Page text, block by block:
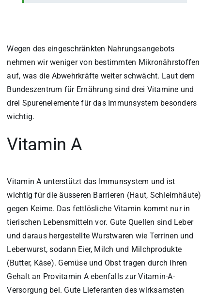
Wegen des eingeschränkten Nahrungsangebots
nehmen wir weniger von bestimmten Mikronährstoffen
auf, was die Abwehrkräfte weiter schwächt. Laut dem
Bundeszentrum für Ernährung sind drei Vitamine und
drei Spurenelemente für das Immunsystem besonders
wichtig.
Vitamin A
Vitamin A unterstützt das Immunsystem und ist
wichtig für die äusseren Barrieren (Haut, Schleimhäute)
gegen Keime. Das fettlösliche Vitamin kommt nur in
tierischen Lebensmitteln vor. Gute Quellen sind Leber
und daraus hergestellte Wurstwaren wie Terrinen und
Leberwurst, sodann Eier, Milch und Milchprodukte
(Butter, Käse). Gemüse und Obst tragen durch ihren
Gehalt an Provitamin A ebenfalls zur Vitamin-A-
Versorgung bei. Gute Lieferanten des wirksamsten